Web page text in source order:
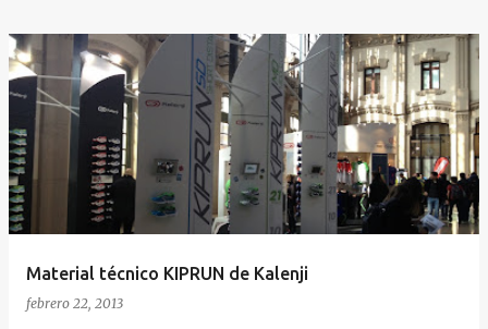
Material técnico KIPRUN de Kalenji
febrero 22, 2013